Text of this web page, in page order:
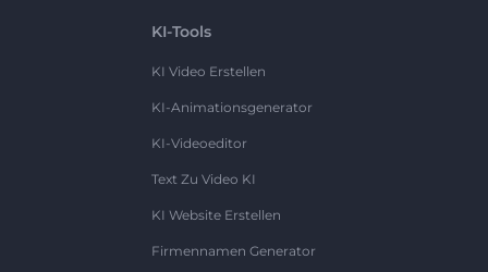
KI-Tools
KI Video Erstellen
KI-Animationsgenerator
KI-Videoeditor
Text Zu Video KI
KI Website Erstellen
Firmennamen Generator